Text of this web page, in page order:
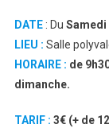
DATE : Du Samedi
LIEU : Salle
HORAIRE : de
dimanche.
TARIF : 3€ (+ de